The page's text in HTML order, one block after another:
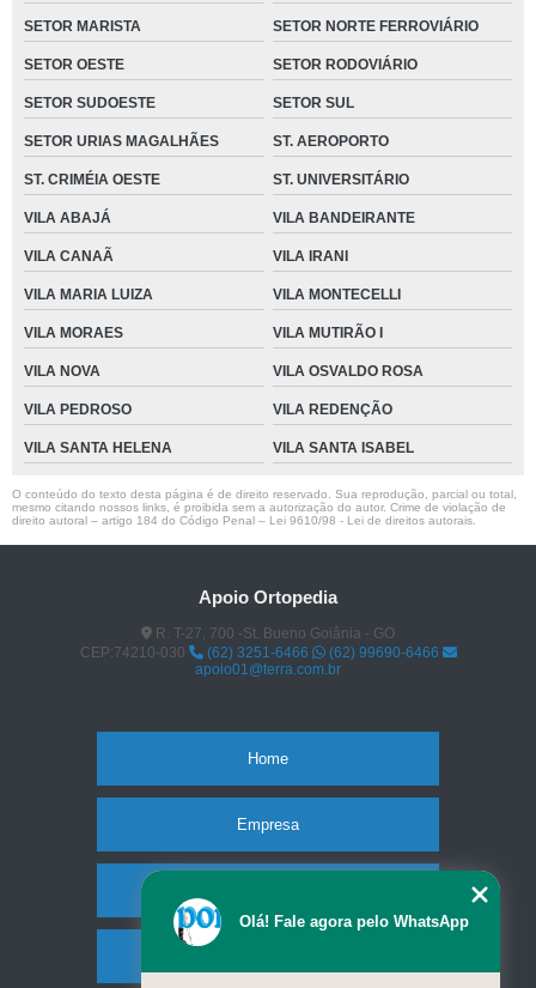
SETOR MARISTA SETOR NORTE FERROVIÁRIO
SETOR OESTE SETOR RODOVIÁRIO
SETOR SUDOESTE SETOR SUL
SETOR URIAS MAGALHÃES ST. AEROPORTO
ST. CRIMÉIA OESTE ST. UNIVERSITÁRIO
VILA ABAJÁ VILA BANDEIRANTE
VILA CANAÃ VILA IRANI
VILA MARIA LUIZA VILA MONTECELLI
VILA MORAES VILA MUTIRÃO I
VILA NOVA VILA OSVALDO ROSA
VILA PEDROSO VILA REDENÇÃO
VILA SANTA HELENA VILA SANTA ISABEL
O conteúdo do texto desta página é de direito reservado. Sua reprodução, parcial ou total,
mesmo citando nossos links, é proibida sem a autorização do autor. Crime de violação de
direito autoral – artigo 184 do Código Penal – Lei 9610/98 - Lei de direitos autorais
Apoio Ortopedia
R. T-27, 700 -St. Bueno Goiânia - GO
CEP:74210-030
(62) 3251-6466
(62) 99690-6466
apoio01@terra.com.br
Home
Empresa
Olá! Fale agora pelo WhatsApp